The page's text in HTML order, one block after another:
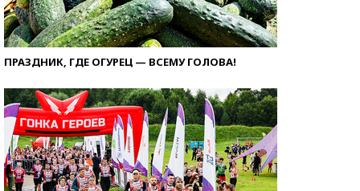
ПРАЗДНИК, ГДЕ ОГУРЕЦ — ВСЕМУ ГОЛОВА!